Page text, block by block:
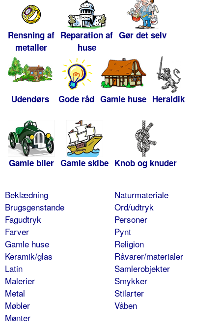
Rensning af
metaller
Reparation af
huse
Gør det selv
Udendørs Gode råd Gamle huse Heraldik
Gamle biler Gamle skibe Knob og knuder
Beklædning
Brugsgenstande
Fagudtryk
Farver
Gamle huse
Keramik/glas
Latin
Malerier
Metal
Møbler
Mønter
Naturmateriale
Ord/udtryk
Personer
Pynt
Religion
Råvarer/materialer
Samlerobjekter
Smykker
Stilarter
Våben